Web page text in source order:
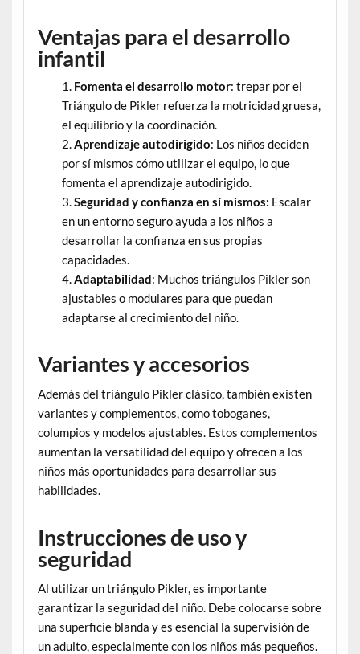
Ventajas para el desarrollo
infantil
Fomenta el desarrollo motor: trepar por el
Triángulo de Pikler refuerza la motricidad gruesa,
el equilibrio y la coordinación.
Aprendizaje autodirigido: Los niños deciden
por sí mismos cómo utilizar el equipo, lo que
fomenta el aprendizaje autodirigido.
Seguridad y confianza en sí mismos: Escalar
en un entorno seguro ayuda a los niños a
desarrollar la confianza en sus propias
capacidades.
Adaptabilidad: Muchos triángulos Pikler son
ajustables o modulares para que puedan
adaptarse al crecimiento del niño.
Variantes y accesorios
Además del triángulo Pikler clásico, también existen
variantes y complementos, como toboganes,
columpios y modelos ajustables. Estos complementos
aumentan la versatilidad del equipo y ofrecen a los
niños más oportunidades para desarrollar sus
habilidades.
Instrucciones de uso y
seguridad
Al utilizar un triángulo Pikler, es importante
garantizar la seguridad del niño. Debe colocarse sobre
una superficie blanda y es esencial la supervisión de
un adulto, especialmente con los niños más pequeños.